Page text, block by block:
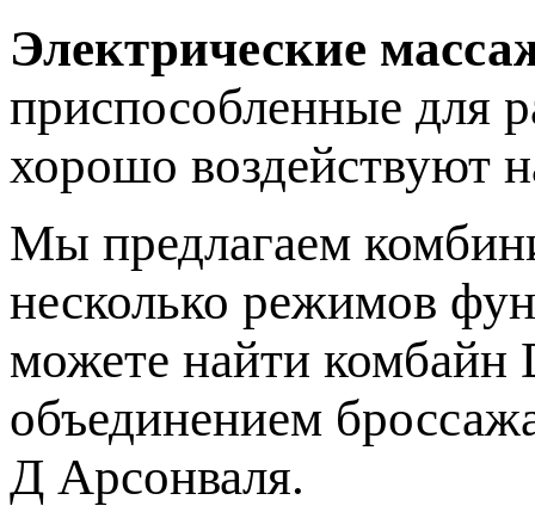
Электрические
приспособленные для
хорошо воздействуют
Мы предлагаем
несколько режимов
можете найти комбайн
объединением
Д Арсонваля.